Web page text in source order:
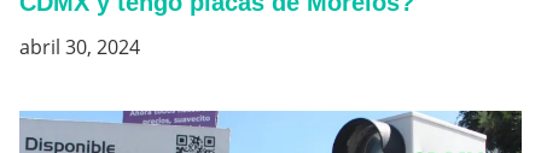
abril 30, 2024